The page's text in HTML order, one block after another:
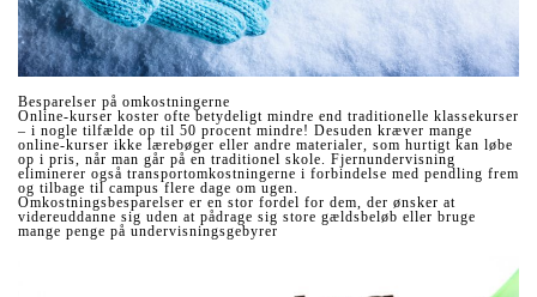
Besparelser på omkostningerne
Online-kurser koster ofte betydeligt mindre end traditionelle klassekurser
– i nogle tilfælde op til 50 procent mindre! Desuden kræver mange
online-kurser ikke lærebøger eller andre materialer, som hurtigt kan løbe
op i pris, når man går på en traditionel skole. Fjernundervisning
eliminerer også transportomkostningerne i forbindelse med pendling frem
og tilbage til campus flere dage om ugen.
Omkostningsbesparelser er en stor fordel for dem, der ønsker at
videreuddanne sig uden at pådrage sig store gældsbeløb eller bruge
mange penge på undervisningsgebyrer